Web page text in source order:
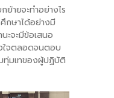
ายจะทำอย่างไร
ศึกษาได้อย่างมี
ะจะมีข้อเสนอ
ใจตลอดจนตอบ
ทุ่มเทของผู้ปฏิบัติ